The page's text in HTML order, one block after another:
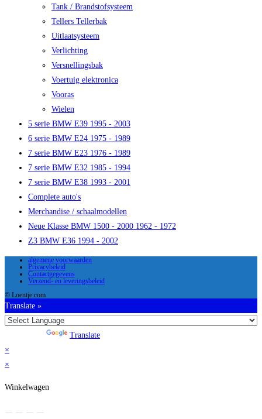
Tank / Brandstofsysteem
Tellers Tellerbak
Uitlaatsysteem
Verlichting
Versnellingsbak
Voertuig elektronica
Vooras
Wielen
5 serie BMW E39 1995 - 2003
6 serie BMW E24 1975 - 1989
7 serie BMW E23 1976 - 1989
7 serie BMW E32 1985 - 1994
7 serie BMW E38 1993 - 2001
Complete auto's
Merchandise / schaalmodellen
Neue Klasse BMW 1500 - 2000 1962 - 1972
Z3 BMW E36 1994 - 2002
algemene voorwaarden
Privacybeleid
Contactgegevens
Verzend- en leveringsbeleid
© Loentje.com
Translate »
Translate
×
×
Winkelwagen